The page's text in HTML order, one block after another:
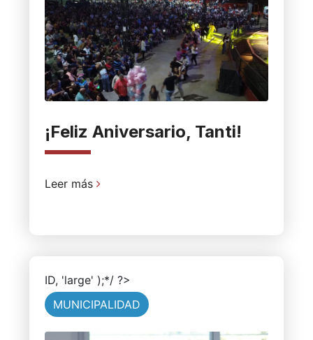
¡Feliz Aniversario, Tanti!
Leer más
ID, 'large' );*/ ?>
MUNICIPALIDAD